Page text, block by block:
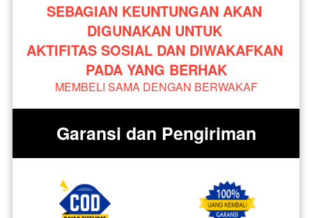
SEBAGIAN KEUNTUNGAN AKAN
DIGUNAKAN UNTUK
AKTIFITAS SOSIAL DAN DIWAKAFKAN
PADA YANG BERHAK
MEMBELI SAMA DENGAN BERWAKAF
Garansi dan Pengiriman